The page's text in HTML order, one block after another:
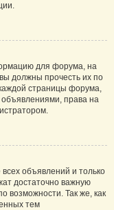
для форума, на
должны прочесть их по
страницы форума,
объявлениями, права на
объявлений и только
достаточно важную
возможности. Так же, как
тем